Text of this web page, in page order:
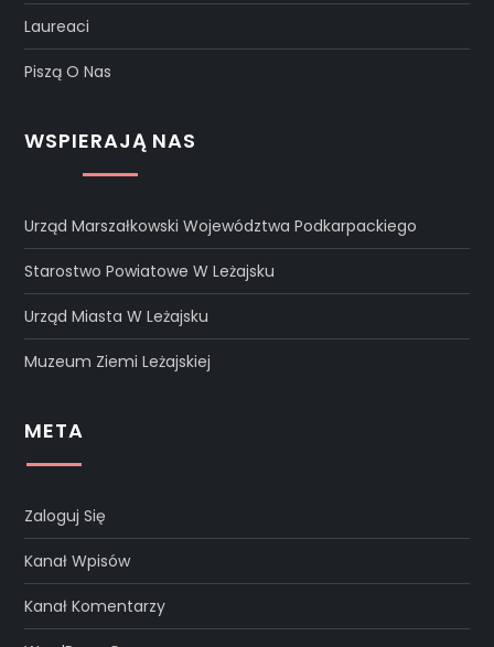
Laureaci
Piszą O Nas
WSPIERAJĄ NAS
Urząd Marszałkowski Województwa Podkarpackiego
Starostwo Powiatowe W Leżajsku
Urząd Miasta W Leżajsku
Muzeum Ziemi Leżajskiej
META
Zaloguj Się
Kanał Wpisów
Kanał Komentarzy